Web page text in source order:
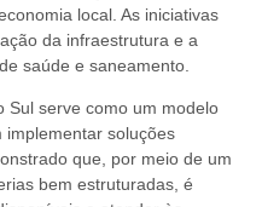
local. As iniciativas
da infraestrutura e a
saúde e saneamento.
Sul serve como um modelo
implementar soluções
que, por meio de um
bem estruturadas, é